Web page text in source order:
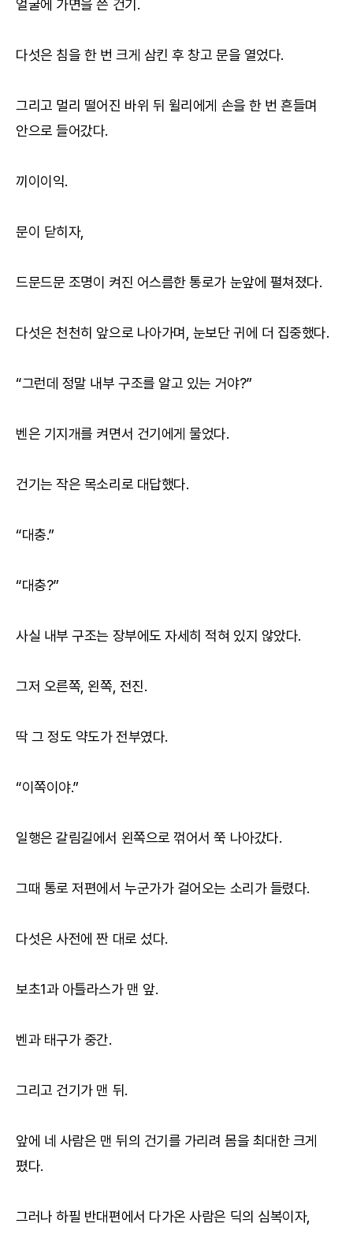
얼굴에 가면을 쓴 건기.
다섯은 침을 한 번 크게 삼킨 후 창고 문을 열었다.
그리고 멀리 떨어진 바위 뒤 윌리에게 손을 한 번 흔들며
안으로 들어갔다.
끼이이익.
문이 닫히자,
드문드문 조명이 켜진 어스름한 통로가 눈앞에 펼쳐졌다.
다섯은 천천히 앞으로 나아가며, 눈보단 귀에 더 집중했다.
“그런데 정말 내부 구조를 알고 있는 거야?”
벤은 기지개를 켜면서 건기에게 물었다.
건기는 작은 목소리로 대답했다.
“대충.”
“대충?”
사실 내부 구조는 장부에도 자세히 적혀 있지 않았다.
그저 오른쪽, 왼쪽, 전진.
딱 그 정도 약도가 전부였다.
“이쪽이야.”
일행은 갈림길에서 왼쪽으로 꺾어서 쭉 나아갔다.
그때 통로 저편에서 누군가가 걸어오는 소리가 들렸다.
다섯은 사전에 짠 대로 섰다.
보초1과 아틀라스가 맨 앞.
벤과 태구가 중간.
그리고 건기가 맨 뒤.
앞에 네 사람은 맨 뒤의 건기를 가리려 몸을 최대한 크게
폈다.
그러나 하필 반대편에서 다가온 사람은 딕의 심복이자,